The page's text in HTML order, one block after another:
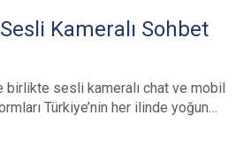
Kameralı Sohbet
sesli kameralı chat ve mobil
Türkiye’nin her ilinde yoğun…